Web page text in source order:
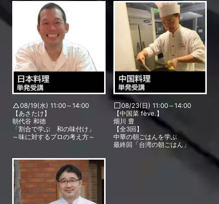
08/19(水) 11:00～14:00
【あさたけ】
朝代谷 和徳
「割合で学ぶ 和の味付け」
～味に対するプロの考え方～
08/23(日) 11:00～14:00
【中国菜 fève.】
畑川 豊
【全3回】
中華の朝ごはんを学ぶ
最終回「台湾の朝ごはん」